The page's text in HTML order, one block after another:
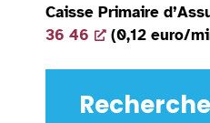
Caisse Primaire
36 46
(0,12 euro/